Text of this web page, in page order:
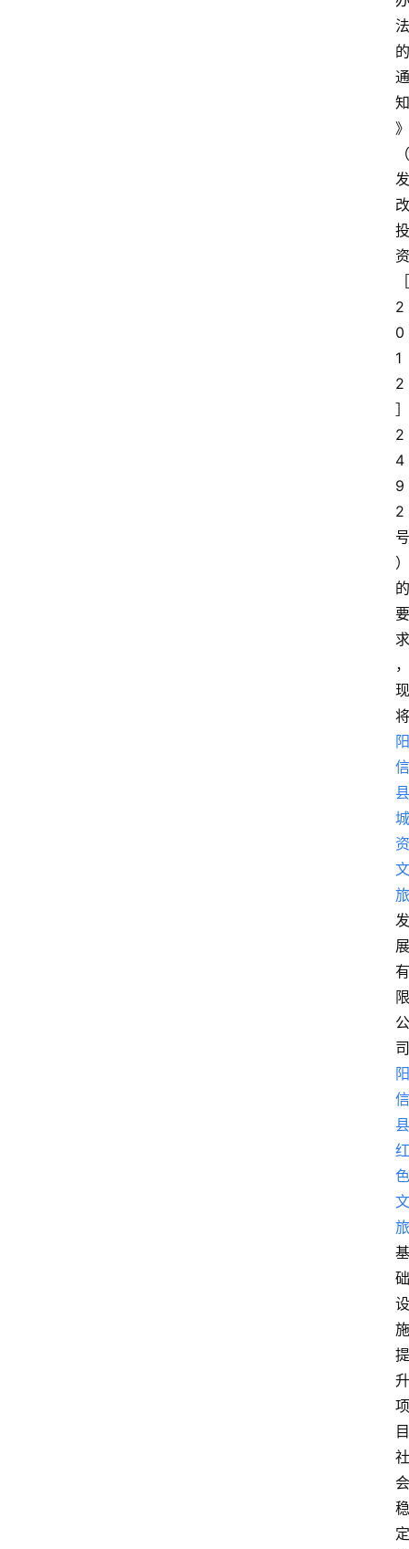
法
的
通
知
》
（
发
改
投
资
2
0
1
2
］
2
4
9
2
号
）
的
要
求
，
现
将
阳
信
县
城
资
文
旅
发
展
有
限
公
司
阳
信
县
红
色
文
旅
基
础
设
施
提
升
项
目
社
会
稳
定